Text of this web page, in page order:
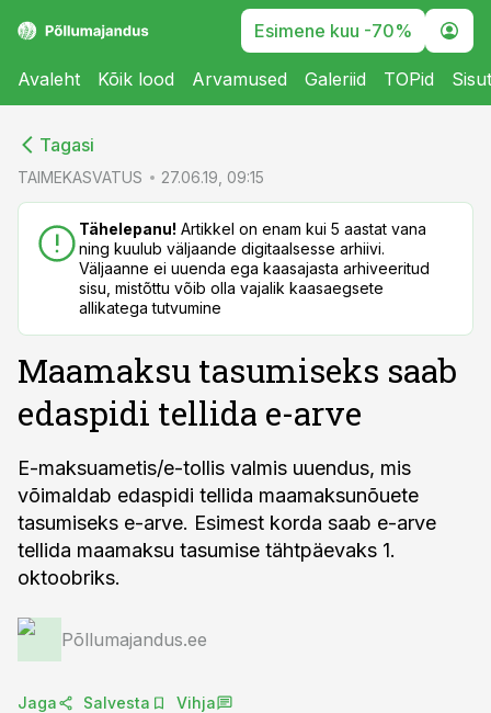
Esimene kuu -70%
Avaleht Kõik lood Arvamused Galeriid TOPid
Tagasi
TAIMEKASVATUS 27.06.19, 09:15
Tähelepanu! Artikkel on enam kui 5 aastat vana
ning kuulub väljaande digitaalsesse arhiivi.
Väljaanne ei uuenda ega kaasajasta arhiveeritud
sisu, mistõttu võib olla vajalik kaasaegsete
allikatega tutvumine
Maamaksu tasumiseks saab
edaspidi tellida e-arve
E-maksuametis/e-tollis valmis uuendus, mis
võimaldab edaspidi tellida maamaksunõuete
tasumiseks e-arve. Esimest korda saab e-arve
tellida maamaksu tasumise tähtpäevaks 1.
oktoobriks.
Põllumajandus.ee
Jaga Salvesta Vihja